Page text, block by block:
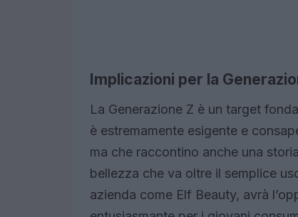
Implicazioni per la
La Generazione Z è un target
è estremamente esigente e
ma che raccontino anche una
bellezza che va oltre il semplice
azienda come Elf Beauty, avrà